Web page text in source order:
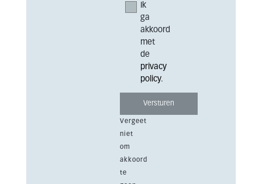
Ik
ga
akkoord
met
de
privacy
policy.
Vergeet
niet
om
akkoord
te